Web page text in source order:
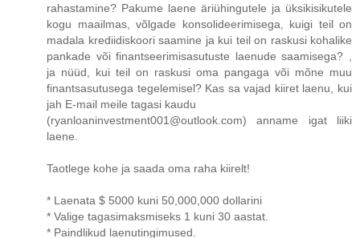
rahastamine? Pakume laene äriühingutele ja üksikisikutele
kogu maailmas, võlgade konsolideerimisega, kuigi teil on
madala krediidiskoori saamine ja kui teil on raskusi kohalike
pankade või finantseerimisasutuste laenude saamisega? ,
ja nüüd, kui teil on raskusi oma pangaga või mõne muu
finantsasutusega tegelemisel? Kas sa vajad kiiret laenu, kui
jah E-mail meile tagasi kaudu
(ryanloaninvestment001@outlook.com) anname igat liiki
laene.
Taotlege kohe ja saada oma raha kiirelt!
* Laenata $ 5000 kuni 50,000,000 dollarini
* Valige tagasimaksmiseks 1 kuni 30 aastat.
* Paindlikud laenutingimused.